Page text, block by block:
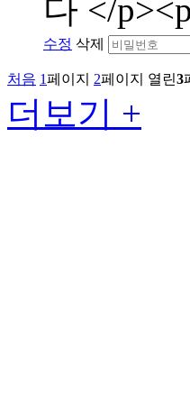
다 </
수정 삭제
처음 1페이지 2페이지 열린3
더보기 +